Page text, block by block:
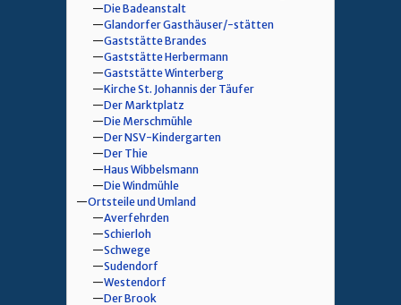
Die Badeanstalt
Glandorfer Gasthäuser/-stätten
Gaststätte Brandes
Gaststätte Herbermann
Gaststätte Winterberg
Kirche St. Johannis der Täufer
Der Marktplatz
Die Merschmühle
Der NSV-Kindergarten
Der Thie
Haus Wibbelsmann
Die Windmühle
Ortsteile und Umland
Averfehrden
Schierloh
Schwege
Sudendorf
Westendorf
Der Brook